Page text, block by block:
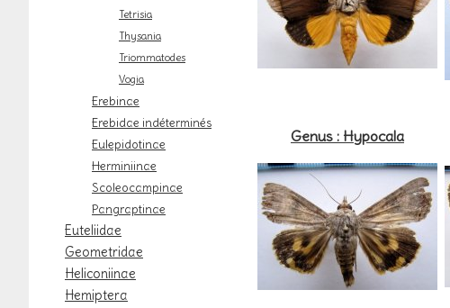
Tetrisia
Thysania
Triommatodes
Vogia
Erebinae
Erebidae indéterminés
Eulepidotinae
Herminiinae
Scoleocampinae
Pangraptinae
Euteliidae
Geometridae
Heliconiinae
Hemiptera
Genus : Hypocala